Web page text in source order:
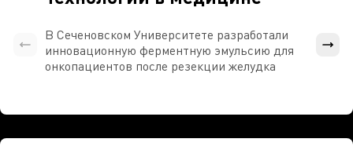
В Сеченовском Университете разработали
инновационную ферментную эмульсию для
онкопациентов после резекции желудка